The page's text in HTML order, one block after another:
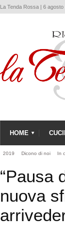
La Tenda Rossa | 6 agosto
HOME
2019 Dicono di noi In
“Pausa
nuova